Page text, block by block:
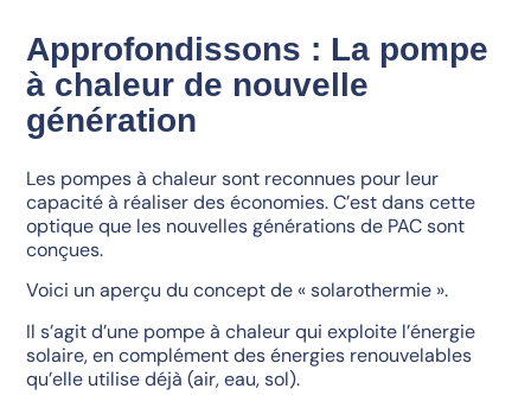
Approfondissons : La pompe
à chaleur de nouvelle
génération
Les pompes à chaleur sont reconnues pour leur
capacité à réaliser des économies. C’est dans cette
optique que les nouvelles générations de PAC sont
conçues.
Voici un aperçu du concept de « solarothermie ».
Il s’agit d’une pompe à chaleur qui exploite l’énergie
solaire, en complément des énergies renouvelables
qu’elle utilise déjà (air, eau, sol).